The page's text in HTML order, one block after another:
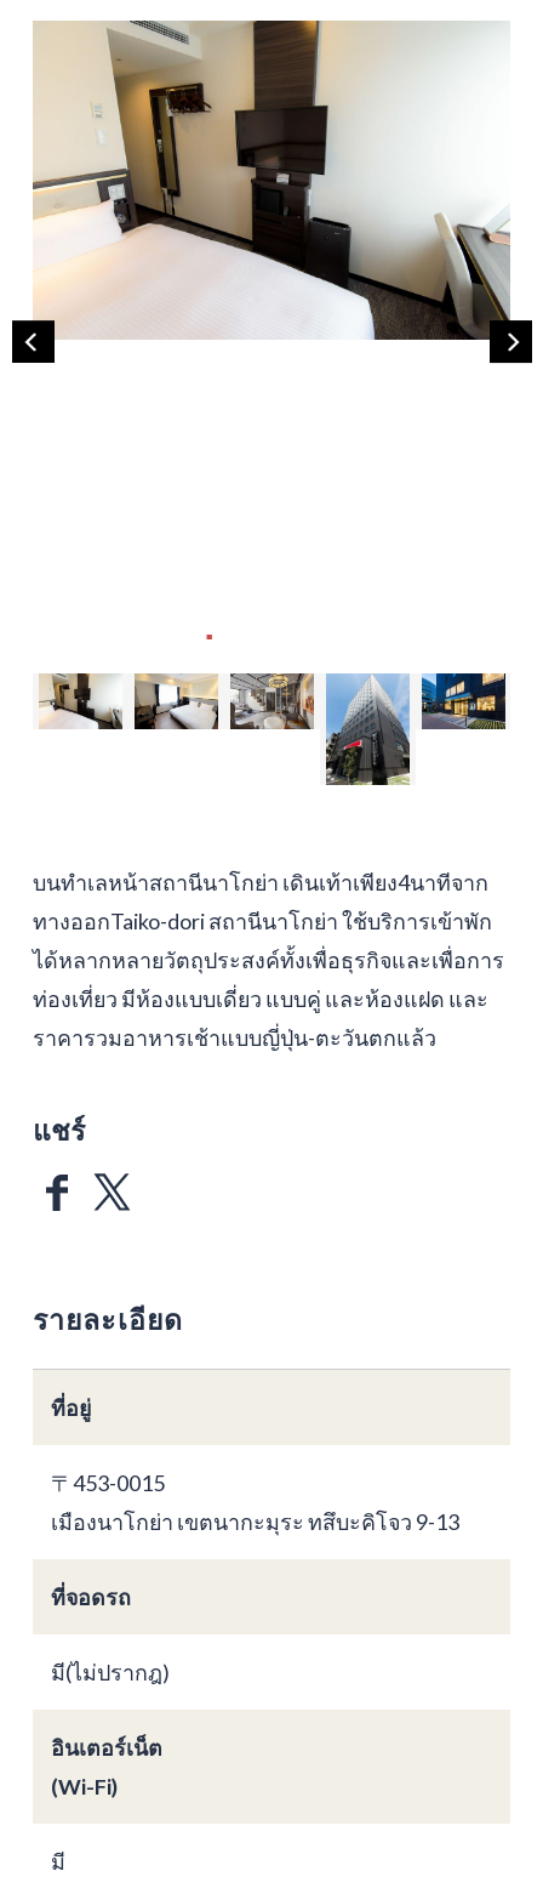
บนทำเลหน้าสถานีนาโกย่า เดินเท้าเพียง4นาทีจาก
ทางออกTaiko-dori สถานีนาโกย่า ใช้บริการเข้าพัก
ได้หลากหลายวัตถุประสงค์ทั้งเพื่อธุรกิจและเพื่อการ
ท่องเที่ยว มีห้องแบบเดี่ยว แบบคู่ และห้องแฝด และ
ราคารวมอาหารเช้าแบบญี่ปุ่น-ตะวันตกแล้ว
แชร์
รายละเอียด
ที่อยู่
〒453-0015
เมืองนาโกย่า เขตนากะมุระ ทสึบะคิโจว 9-13
ที่จอดรถ
มี(ไม่ปรากฎ)
อินเตอร์เน็ต
(Wi-Fi)
มี